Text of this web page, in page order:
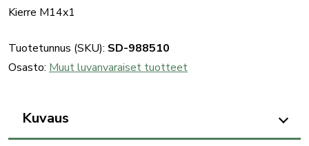
Kierre M14x1
Tuotetunnus (SKU): SD-988510
Osasto: Muut luvanvaraiset tuotteet
Kuvaus